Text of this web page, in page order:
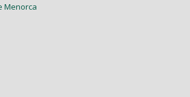
Menorca